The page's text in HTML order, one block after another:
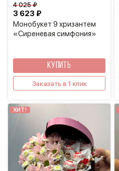
Монобукет 9 хризантем
«Сиреневая симфония»
3 623 ₽
4 025 ₽
КУПИТЬ
Заказать в 1 клик
ХИТ!